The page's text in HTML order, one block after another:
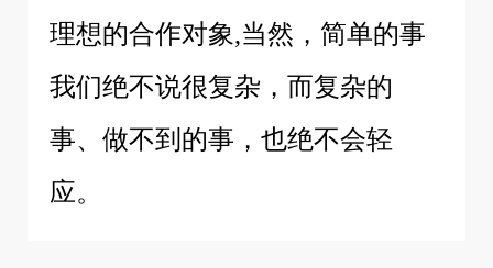
理想的合作对象,当然，简单的事
我们绝不说很复杂，而复杂的
事、做不到的事，也绝不会轻
应。